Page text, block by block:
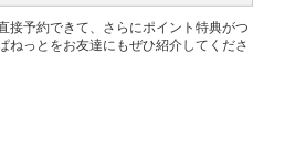
接予約できて、さらにポイント特典がつ
ねっとをお友達にもぜひ紹介してくださ